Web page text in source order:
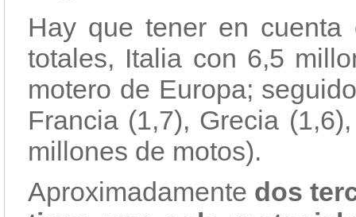
Hay que tener en cuenta
totales, Italia con 6,5
motero de Europa;
Francia (1,7), Grecia
millones de motos).
Aproximadamente dos